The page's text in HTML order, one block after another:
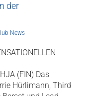
der
News
(FIN) Das
Hürlimann, Third